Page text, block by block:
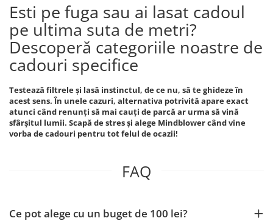
Esti pe fuga sau ai lasat cadoul
pe ultima suta de metri?
Descoperă categoriile noastre de
cadouri specifice
Testează filtrele și lasă instinctul, de ce nu, să te ghideze în
acest sens. În unele cazuri, alternativa potrivită apare exact
atunci când renunți să mai cauți de parcă ar urma să vină
sfârșitul lumii. Scapă de stres și alege Mindblower când vine
vorba de cadouri pentru tot felul de ocazii!
FAQ
Ce pot alege cu un buget de 100 lei?